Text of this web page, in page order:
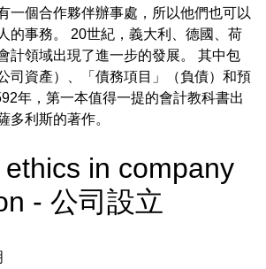
一個合作夥伴辦事處，所以他們也可以
的事務。 20世紀，義大利、德國、荷
計領域出現了進一步的發展。 其中包
司資產）、「債務項目」（負債）和預
年，第一本值得一提的會計教科書出
多利斯的著作。
in company
- 公司設立